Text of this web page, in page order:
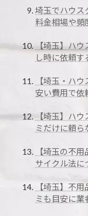
埼玉でハウス
料金相場や頻
【埼玉】ハ
し時に依頼す
【埼玉・ハ
安い費用で依
【埼玉】ハ
ミだけに頼ら
【埼玉の不
サイクル法に
【埼玉】不
ミも目安に業